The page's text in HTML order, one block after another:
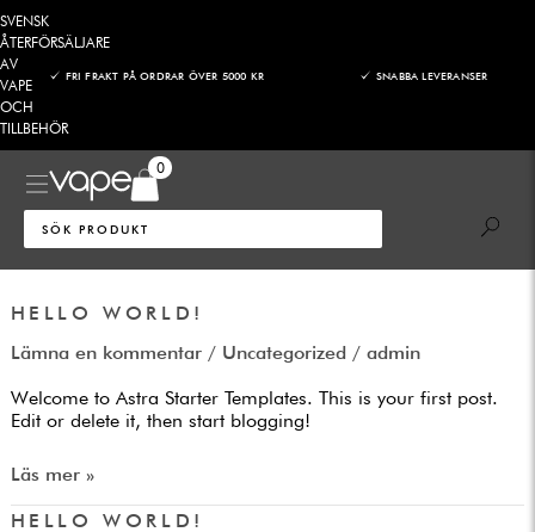
Hoppa
till
innehåll
SVENSK
ÅTERFÖRSÄLJARE
AV
VAPE
OCH
TILLBEHÖR
FRI FRAKT PÅ ORDRAR ÖVER 5000 KR SNABBA LEVERANSER
0
Sök
efter:
HELLO WORLD!
Lämna en kommentar / Uncategorized/ admin
Welcome to Astra Starter Templates. This is your first post.
Edit or delete it, then start blogging!
Hello
Läs mer »
HELLO WORLD!
Hello